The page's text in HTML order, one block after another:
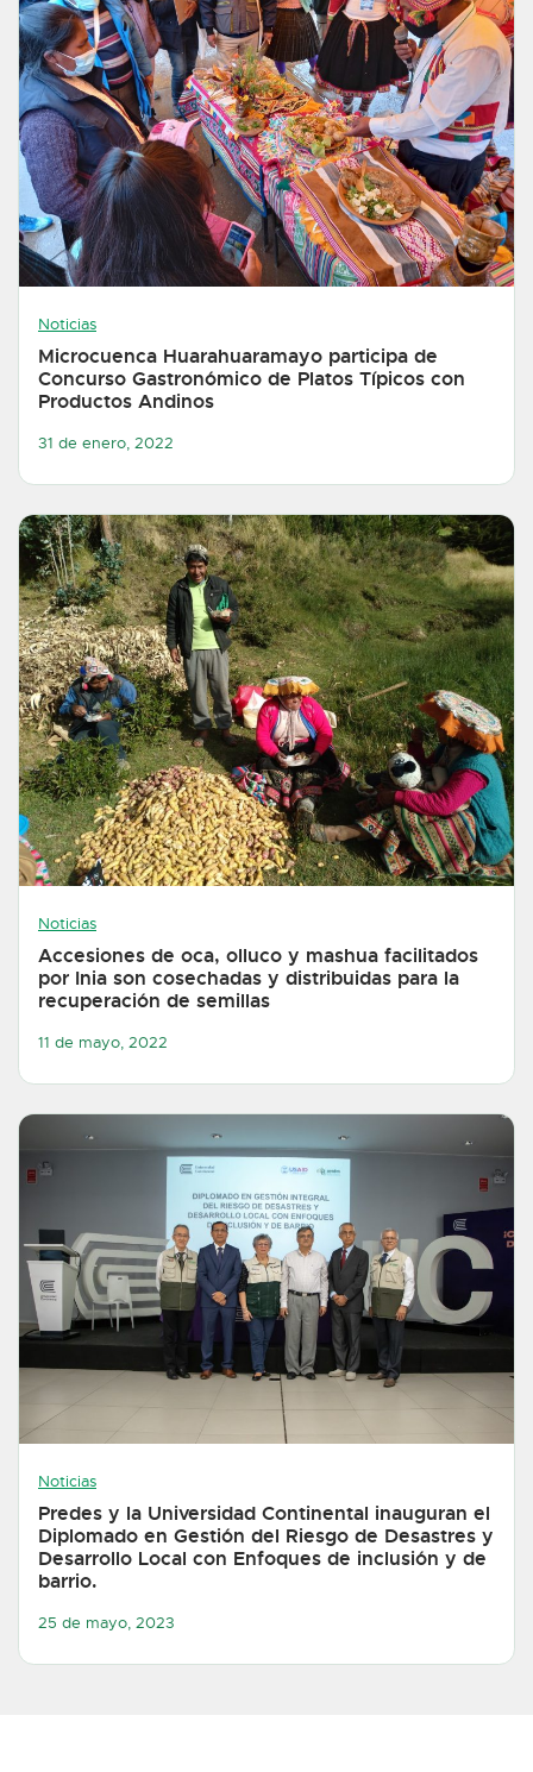
Noticias
Microcuenca Huarahuaramayo participa de
Concurso Gastronómico de Platos Típicos con
Productos Andinos
31 de enero, 2022
Noticias
Accesiones de oca, olluco y mashua facilitados
por Inia son cosechadas y distribuidas para la
recuperación de semillas
11 de mayo, 2022
Noticias
Predes y la Universidad Continental inauguran el
Diplomado en Gestión del Riesgo de Desastres y
Desarrollo Local con Enfoques de inclusión y de
barrio.
25 de mayo, 2023